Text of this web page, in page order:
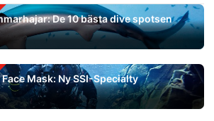
De 10 bästa dive spotsen
Mask: Ny SSI-Specialty